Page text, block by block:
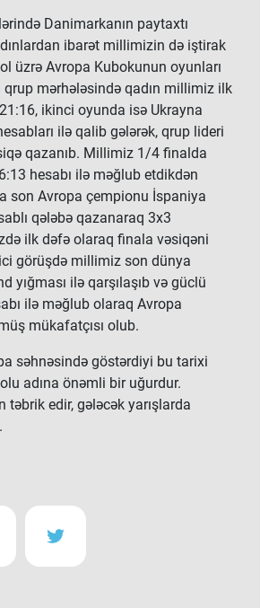
Danimarkanın paytaxtı
ibarət millimizin də iştirak
üzrə Avropa Kubokunun oyunları
mərhələsində qadın millimiz ilk
ikinci oyunda isə Ukrayna
ilə qalib gələrək, qrup lideri
qazanıb. Millimiz 1/4 finalda
hesabı ilə məğlub etdikdən
son Avropa çempionu İspaniya
qələbə qazanaraq 3x3
ilk dəfə olaraq finala vəsiqəni
görüşdə millimiz son dünya
yığması ilə qarşılaşıb və güclü
ilə məğlub olaraq Avropa
mükafatçısı olub.
səhnəsində göstərdiyi bu tarixi
adına önəmli bir uğurdur.
təbrik edir, gələcək yarışlarda